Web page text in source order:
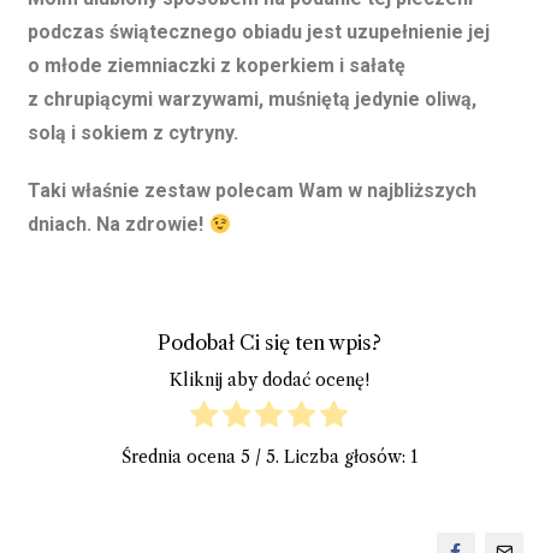
podczas świątecznego obiadu jest uzupełnienie jej
o młode ziemniaczki z koperkiem i sałatę
z chrupiącymi warzywami, muśniętą jedynie oliwą,
solą i sokiem z cytryny.
Taki właśnie zestaw polecam Wam w najbliższych
dniach. Na zdrowie!
Podobał Ci się ten wpis?
Kliknij aby dodać ocenę!
Średnia ocena 5/ 5. Liczba głosów: 1